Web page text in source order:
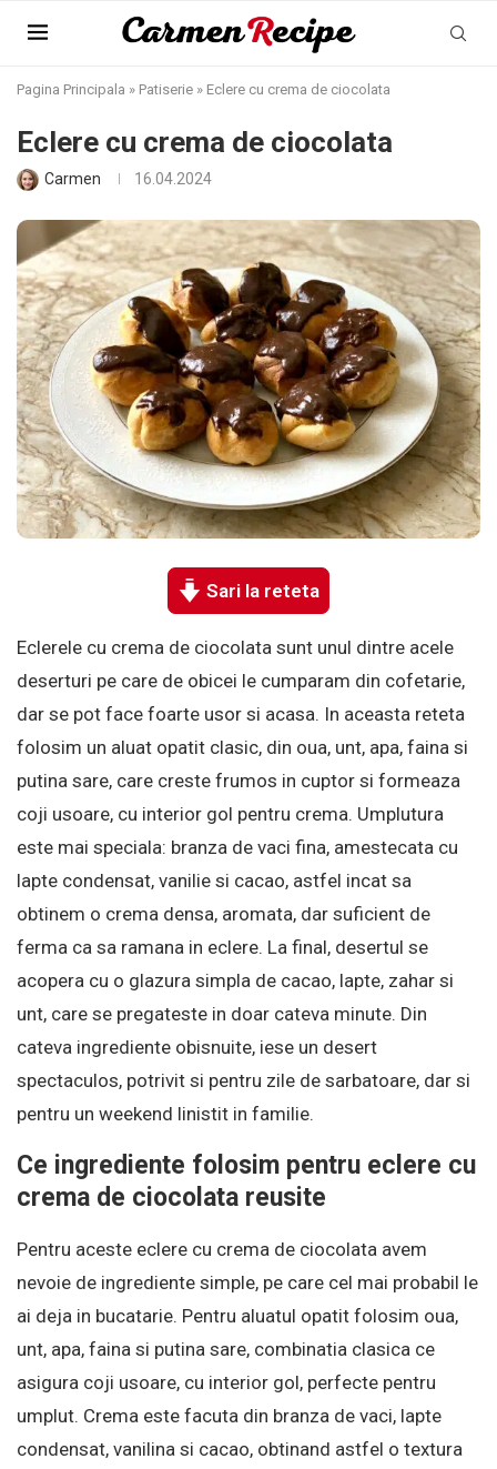
Pagina Principala » Patiserie » Eclere cu crema de ciocolata
Eclere cu crema de ciocolata
Carmen 16.04.2024
Sari la reteta
Eclerele cu crema de ciocolata sunt unul dintre acele
deserturi pe care de obicei le cumparam din cofetarie,
dar se pot face foarte usor si acasa. In aceasta reteta
folosim un aluat opatit clasic, din oua, unt, apa, faina si
putina sare, care creste frumos in cuptor si formeaza
coji usoare, cu interior gol pentru crema. Umplutura
este mai speciala: branza de vaci fina, amestecata cu
lapte condensat, vanilie si cacao, astfel incat sa
obtinem o crema densa, aromata, dar suficient de
ferma ca sa ramana in eclere. La final, desertul se
acopera cu o glazura simpla de cacao, lapte, zahar si
unt, care se pregateste in doar cateva minute. Din
cateva ingrediente obisnuite, iese un desert
spectaculos, potrivit si pentru zile de sarbatoare, dar si
pentru un weekend linistit in familie.
Ce ingrediente folosim pentru eclere cu
crema de ciocolata reusite
Pentru aceste eclere cu crema de ciocolata avem
nevoie de ingrediente simple, pe care cel mai probabil le
ai deja in bucatarie. Pentru aluatul opatit folosim oua,
unt, apa, faina si putina sare, combinatia clasica ce
asigura coji usoare, cu interior gol, perfecte pentru
umplut. Crema este facuta din branza de vaci, lapte
condensat, vanilina si cacao, obtinand astfel o textura